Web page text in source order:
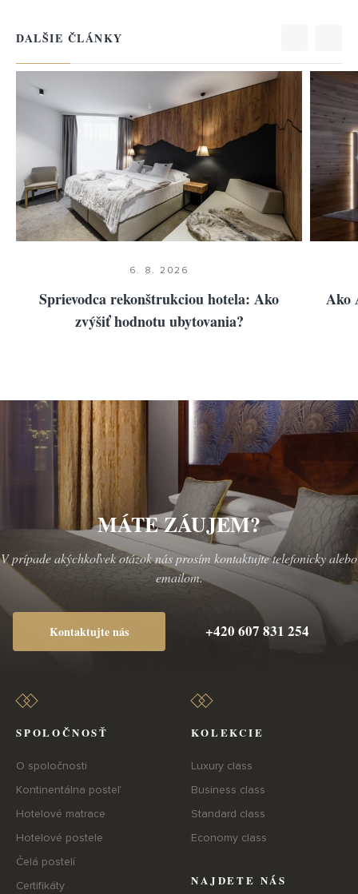
STANDARD
STANDARD
DALŠIE ČLÁNKY
6. 8. 2026
Sprievodca rekonštrukciou hotela: Ako
zvýšiť hodnotu ubytovania?
Ako
MÁTE ZÁUJEM?
V prípade akýchkoľvek otázok nás prosím kontaktujte telefonicky alebo
emailom.
Kontaktujte nás +420 607 831 254
SPOLOČNOSŤ
O spoločnosti
Kontinentálna posteľ
Hotelové matrace
Hotelové postele
Čelá postelí
Certifikáty
KOLEKCIE
Luxury class
Business class
Standard class
Economy class
NAJDETE NÁS